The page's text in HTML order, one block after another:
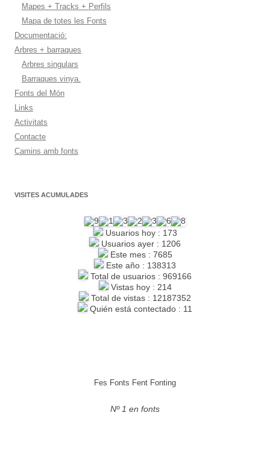
Mapes + Tracks + Perfils
Mapa de totes les Fonts
Documentació:
Arbres + barraques
Arbres singulars
Barraques vinya.
Fonts del Món
Links
Activitats
Contacte
Camins amb fonts
VISITES ACUMULADES
Usuarios hoy : 173
Usuarios ayer : 1206
Este mes : 7685
Este año : 138313
Total de usuarios : 969166
Vistas hoy : 214
Total de vistas : 12187352
Quién está contectado : 11
Fes Fonts Fent Fonting
Nº 1 en fonts